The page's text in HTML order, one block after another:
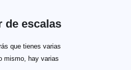
de escalas
que tienes varias
mismo, hay varias